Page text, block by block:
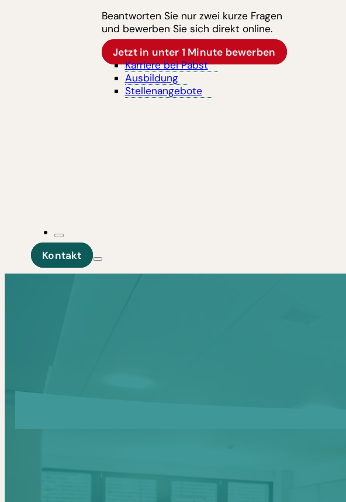
Beantworten Sie nur zwei kurze Fragen
und bewerben Sie sich direkt online.
Jetzt in unter 1 Minute bewerben
Karriere bei Pabst
Ausbildung
Stellenangebote
Kontakt